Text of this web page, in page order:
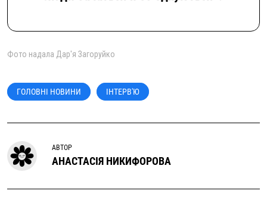
Фото надала Дар'я Загоруйко
ГОЛОВНІ НОВИНИ ІНТЕРВ'Ю
АВТОР
АНАСТАСІЯ НИКИФОРОВА